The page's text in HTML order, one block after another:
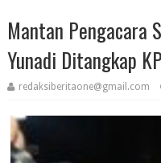
Mantan Pengacara
Yunadi Ditangkap
redaksiberitaone@gmail.com